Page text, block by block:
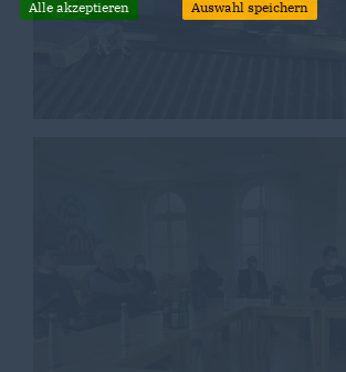
Alle akzeptieren Auswahl speichern